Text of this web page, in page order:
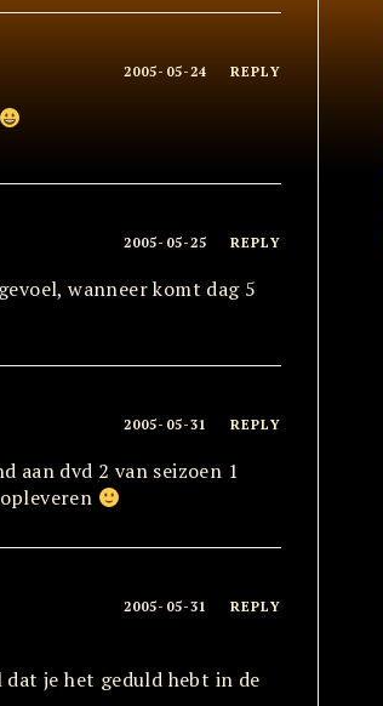
2005-05-24 REPLY
2005-05-25 REPLY
wanneer komt dag 5
2005-05-31 REPLY
aan dvd 2 van seizoen 1
2005-05-31 REPLY
dat je het geduld hebt in de